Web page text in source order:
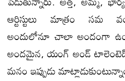
ఆర్టిస్టులు మాత్రం సమ
అందులోనూ చాలా అందంగా
అందమైన, యంగ్ అండ్ టాలెంటెడ్
మనం ఇప్పుడు